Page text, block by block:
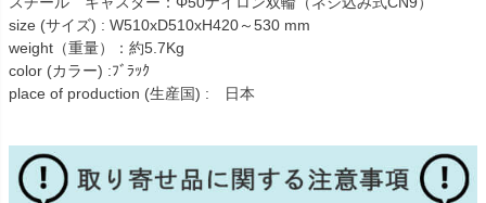
size (サイズ) : W510xD510xH420～530 mm
weight（重量）：約5.7Kg
color (カラー) :ﾌﾞﾗｯｸ
place of production (生産国) : 日本